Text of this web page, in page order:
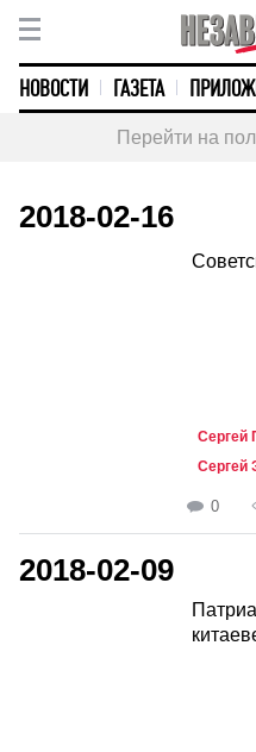
НОВОСТИ ГАЗЕТА
Перейти на
2018-02-16
Сергей
Сергей
0
2018-02-09